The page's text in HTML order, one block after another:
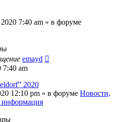
7:40 am » в форуме
emayd
7:40 am
2020
12:10 pm » в форуме Новости,
информация